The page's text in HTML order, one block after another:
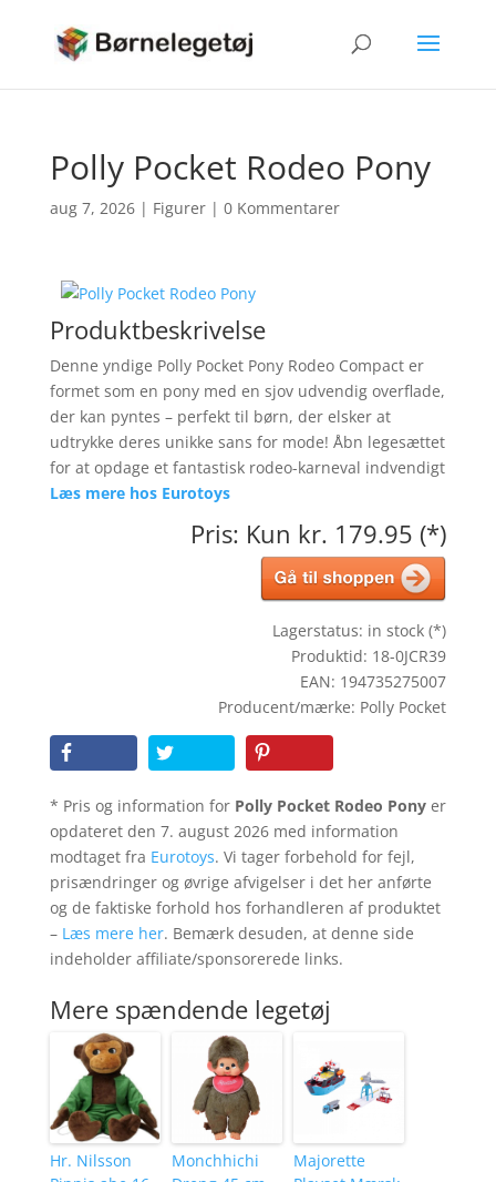
Polly Pocket Rodeo Pony
aug 7, 2026| Figurer| 0 Kommentarer
Produktbeskrivelse
Denne yndige Polly Pocket Pony Rodeo Compact er
formet som en pony med en sjov udvendig overflade,
der kan pyntes – perfekt til børn, der elsker at
udtrykke deres unikke sans for mode! Åbn legesættet
for at opdage et fantastisk rodeo-karneval indvendigt
Læs mere hos Eurotoys
Pris: Kun kr. 179.95 (*)
Lagerstatus: in stock (*)
Produktid: 18-0JCR39
EAN: 194735275007
Producent/mærke: Polly Pocket
* Pris og information for Polly Pocket Rodeo Ponyer
opdateret den 7. august 2026 med information
modtaget fra Eurotoys. Vi tager forbehold for fejl,
prisændringer og øvrige afvigelser i det her anførte
og de faktiske forhold hos forhandleren af produktet
– Læs mere her. Bemærk desuden, at denne side
indeholder affiliate/sponsorerede links.
Mere spændende legetøj
Hr. Nilsson
Monchhichi
Majorette